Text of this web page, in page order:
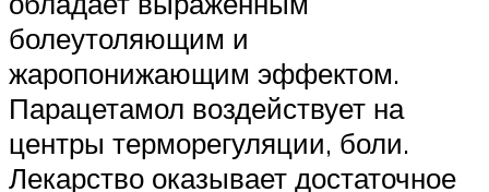
болеутоляющим и
жаропонижающим эффектом.
Парацетамол воздействует на
центры терморегуляции, боли.
Лекарство оказывает достаточное